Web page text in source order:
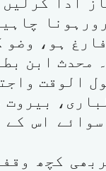
ہو،
محدث ابن
الوقت
بیروت
اس
کچھ